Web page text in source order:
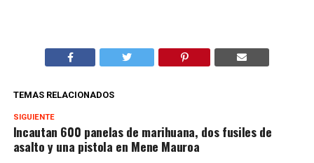
TEMAS RELACIONADOS
SIGUIENTE
Incautan 600 panelas de marihuana, dos fusiles de
asalto y una pistola en Mene Mauroa